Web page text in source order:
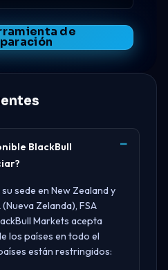
de
BlackBull
sede en New Zealandy
(Nueva Zelanda), FSA
Markets acepta
los países en todo el
están restringidos: